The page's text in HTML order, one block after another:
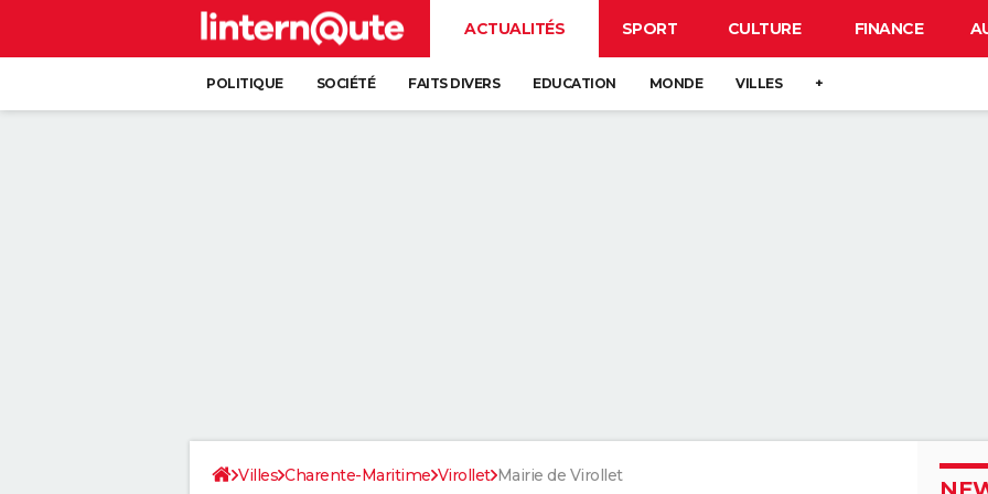
ACTUALITÉS SPORT CULTURE FINANCE
POLITIQUE SOCIÉTÉ FAITS DIVERS EDUCATION MONDE VILLES +
Villes Charente-Maritime Virollet Mairie de Virollet